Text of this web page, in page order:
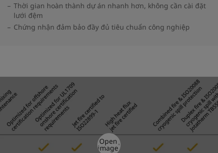
Thời gian hoàn thành dự án nhanh hơn, không cần cài đặt
lưới đệm
Chứng nhận đảm bảo đầy đủ tiêu chuẩn công nghiệp
Open
image